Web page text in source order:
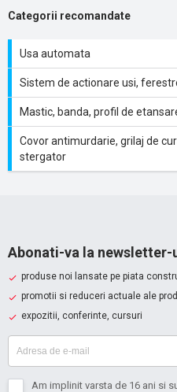
Categorii recomandate
Usa automata
Sistem de actionare usi,
Mastic, banda, profil de
Covor antimurdarie, grilaj de
stergator
Abonati-va la newsletter-
produse noi lansate pe piata
promotii si reduceri actuale ale
expozitii, conferinte, cursuri
Am implinit varsta de 16 ani si